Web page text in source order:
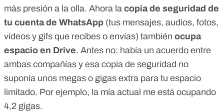
más presión a la olla. Ahora la copia de seguridad de
tu cuenta de WhatsApp (tus mensajes, audios, fotos,
vídeos y gifs que recibes o envías) también ocupa
espacio en Drive. Antes no: había un acuerdo entre
ambas compañías y esa copia de seguridad no
suponía unos megas o gigas extra para tu espacio
limitado. Por ejemplo, la mía actual me está ocupando
4,2 gigas.